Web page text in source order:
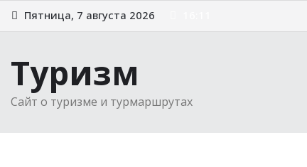
Перейти
к
Пятница, 7 августа 2026
Туризм
Сайт о туризме и турмаршрутах